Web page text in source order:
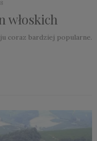
włoskich
coraz bardziej popularne.